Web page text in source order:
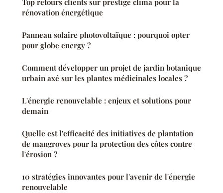
Top retours clients sur prestige clima pour la
rénovation énergétique
Panneau solaire photovoltaïque : pourquoi opter
pour globe energy ?
Comment développer un projet de jardin botanique
urbain axé sur les plantes médicinales locales ?
L'énergie renouvelable : enjeux et solutions pour
demain
Quelle est l'efficacité des initiatives de plantation
de mangroves pour la protection des côtes contre
l'érosion ?
10 stratégies innovantes pour l'avenir de l'énergie
renouvelable